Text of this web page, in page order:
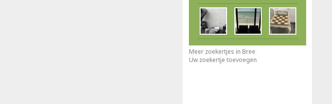
Meer zoekertjes in Bree
Uw zoekertje toevoegen